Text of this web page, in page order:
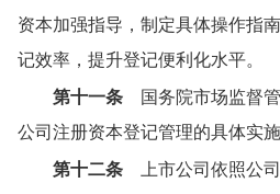
资本加强指导，制定具体操作指
记效率，提升登记便利化水平。
第十一条 国务院市场监督
公司注册资本登记管理的具体实施
第十二条 上市公司依照公